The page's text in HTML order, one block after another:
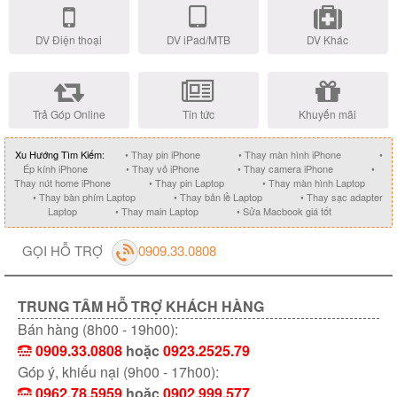
DV Điện thoại DV iPad/MTB DV Khác
Trả Góp Online Tin tức Khuyến mãi
Xu Hướng Tìm Kiếm: • Thay pin iPhone • Thay màn hình iPhone
•
Ép kính iPhone
• Thay vỏ iPhone • Thay camera iPhone
•
Thay nút home iPhone
• Thay pin Laptop
• Thay màn hình Laptop
• Thay bàn phím Laptop
• Thay bản lề Laptop
• Thay sạc adapter
Laptop
• Thay main Laptop • Sửa Macbook giá tốt
GỌI HỖ TRỢ 0909.33.0808
TRUNG TÂM HỖ TRỢ KHÁCH HÀNG
Bán hàng (8h00 - 19h00):
0909.33.0808 hoặc0923.2525.79
Góp ý, khiếu nại (9h00 - 17h00):
0962.78.5959 hoặc0902.999.577